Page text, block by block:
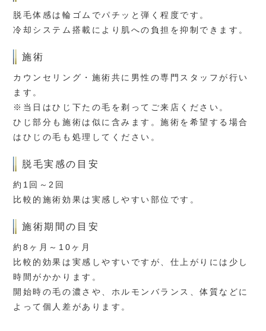
脱毛体感は輪ゴムでパチッと弾く程度です。
冷却システム搭載により肌への負担を抑制できます。
施術
カウンセリング・施術共に男性の専門スタッフが行い
ます。
※当日はひじ下たの毛を剃ってご来店ください。
ひじ部分も施術は似に含みます。施術を希望する場合
はひじの毛も処理してください。
脱毛実感の目安
約1回～2回
比較的施術効果は実感しやすい部位です。
施術期間の目安
約8ヶ月～10ヶ月
比較的効果は実感しやすいですが、仕上がりには少し
時間がかかります。
開始時の毛の濃さや、ホルモンバランス、体質などに
よって個人差があります。